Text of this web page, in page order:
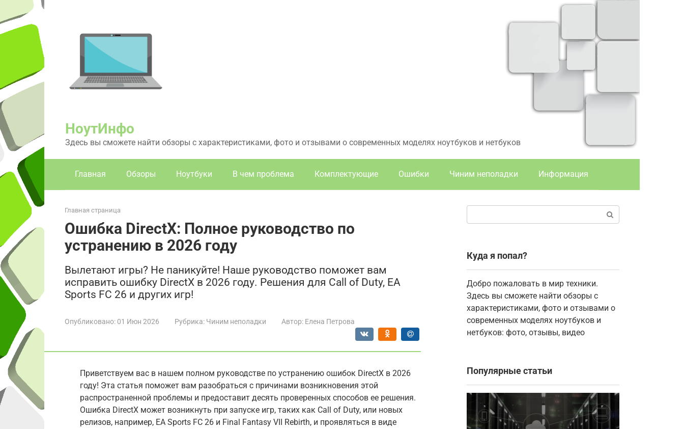
контенту
НоутИнфо
Здесь вы сможете найти обзоры с характеристиками, фото и отзывами о современных моделях ноутбуков и нетбуков
Главная Обзоры Ноутбуки В чем проблема Комплектующие Ошибки Чиним неполадки Информация
Главная страница
Ошибка DirectX: Полное руководство по
устранению в 2026 году
Вылетают игры? Не паникуйте! Наше руководство поможет вам
исправить ошибку DirectX в 2026 году. Решения для Call of Duty, EA
Sports FC 26 и других игр!
Опубликовано: 01 Июн 2026 Рубрика: Чиним неполадки Автор: Елена Петрова
Приветствуем вас в нашем полном руководстве по устранению ошибок DirectX в 2026
году! Эта статья поможет вам разобраться с причинами возникновения этой
распространенной проблемы и предоставит десять проверенных способов ее решения.
Ошибка DirectX может возникнуть при запуске игр, таких как Call of Duty, или новых
релизов, например, EA Sports FC 26 и Final Fantasy VII Rebirth, и проявляться в виде
Куда я попал?
Добро пожаловать в мир техники.
Здесь вы сможете найти обзоры с
характеристиками, фото и отзывами о
современных моделях ноутбуков и
нетбуков: фото, отзывы, видео
Популярные статьи